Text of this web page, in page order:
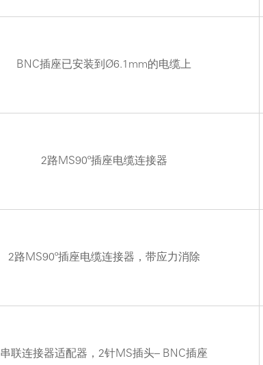
BNC插座已安装到Ø6.1mm的电缆上
2路MS90º插座电缆连接器
2路MS90º插座电缆连接器，带应力消除
串联连接器适配器，2针MS插头– BNC插座